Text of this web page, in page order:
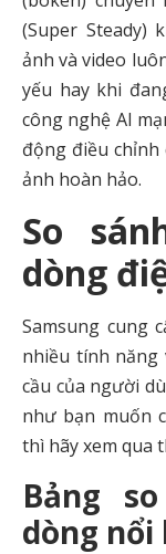
(Super Steady)
ảnh và video
yếu hay khi
công nghệ AI
động điều
ảnh hoàn hảo.
So
dòng
Samsung cung
nhiều tính năng
cầu của người
như bạn muốn
thì hãy xem qua
Bảng
dòng nổi